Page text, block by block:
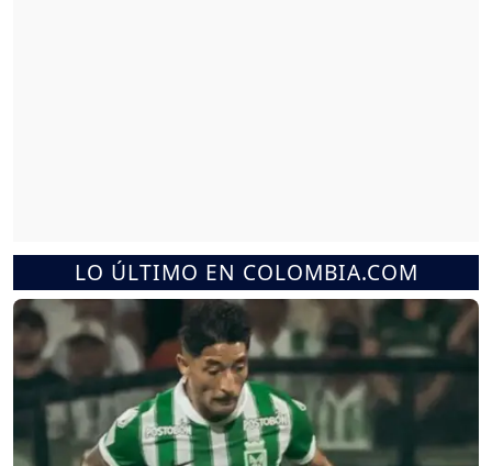
LO ÚLTIMO EN COLOMBIA.COM